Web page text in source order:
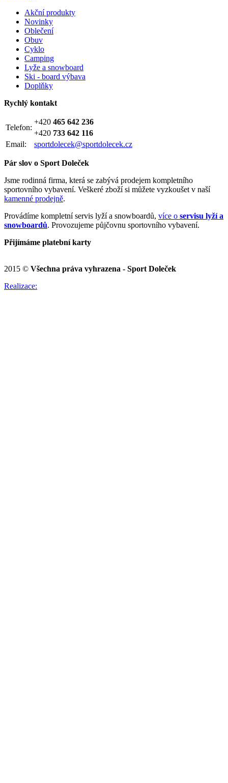
Akční produkty
Novinky
Oblečení
Obuv
Cyklo
Camping
Lyže a snowboard
Ski - board výbava
Doplňky
Rychlý kontakt
Telefon:
+420 465 642 236
+420 733 642 116
Email:
sportdolecek@sportdolecek.cz
Pár slov o Sport Doleček
Jsme rodinná firma, která se zabývá prodejem kompletního
sportovního vybavení. Veškeré zboží si můžete vyzkoušet v naší
kamenné prodejně.
Provádíme kompletní servis lyží a snowboardů, více o servisu lyží a
snowboardů. Provozujeme půjčovnu sportovního vybavení.
Přijímáme platební karty
2015 © Všechna práva vyhrazena - Sport Doleček
Realizace: